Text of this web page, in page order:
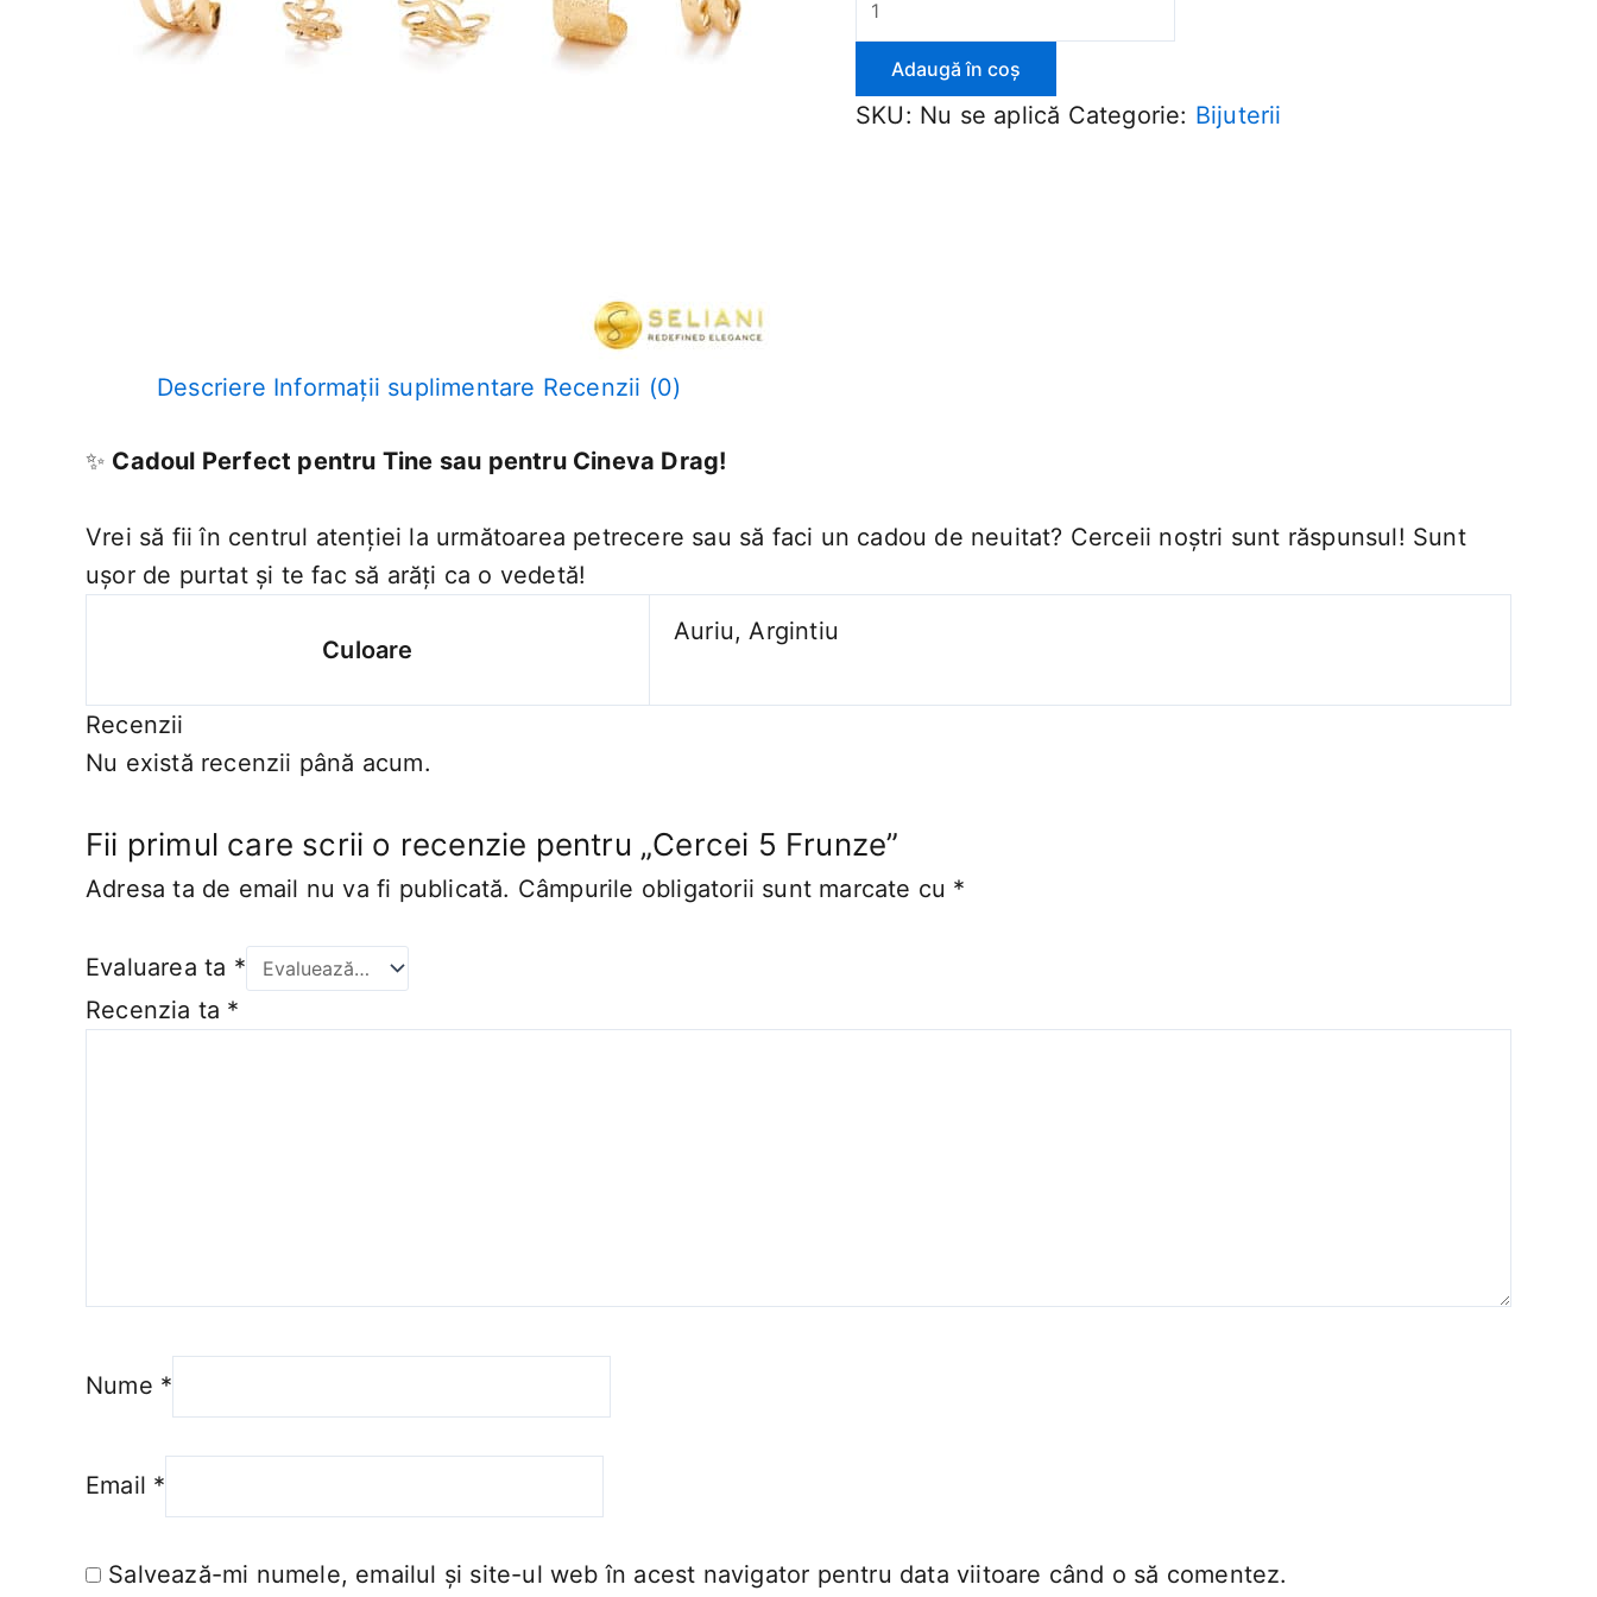
Adaugă în coș
SKU: Nu se aplică Categorie: Bijuterii
Descriere Informații suplimentare Recenzii (0)
✨ Cadoul Perfect pentru Tine sau pentru Cineva Drag!
Vrei să fii în centrul atenției la următoarea petrecere sau să faci un cadou de neuitat? Cerceii noștri sunt răspunsul! Sunt
ușor de purtat și te fac să arăți ca o vedetă!
Culoare
Auriu, Argintiu
Recenzii
Nu există recenzii până acum.
Fii primul care scrii o recenzie pentru „Cercei 5 Frunze”
Adresa ta de email nu va fi publicată. Câmpurile obligatorii sunt marcate cu *
Evaluarea ta *
Recenzia ta *
Nume *
Email *
Salvează-mi numele, emailul și site-ul web în acest navigator pentru data viitoare când o să comentez.